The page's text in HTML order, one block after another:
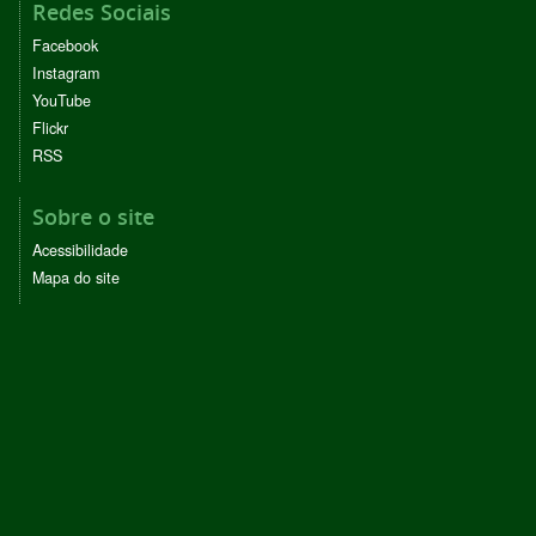
Redes Sociais
Facebook
Instagram
YouTube
Flickr
RSS
Sobre o site
Acessibilidade
Mapa do site